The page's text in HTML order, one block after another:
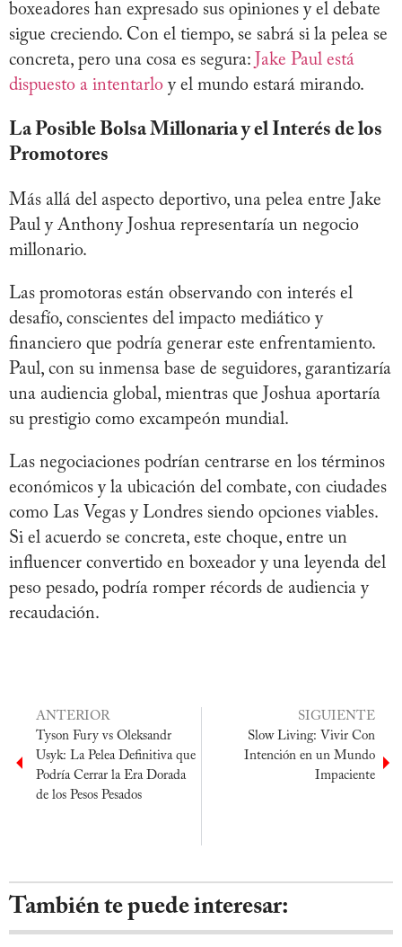
boxeadores han expresado sus opiniones y el debate
sigue creciendo. Con el tiempo, se sabrá si la pelea se
concreta, pero una cosa es segura: Jake Paul está
dispuesto a intentarlo y el mundo estará mirando.
La Posible Bolsa Millonaria y el Interés de los
Promotores
Más allá del aspecto deportivo, una pelea entre Jake
Paul y Anthony Joshua representaría un negocio
millonario.
Las promotoras están observando con interés el
desafío, conscientes del impacto mediático y
financiero que podría generar este enfrentamiento.
Paul, con su inmensa base de seguidores, garantizaría
una audiencia global, mientras que Joshua aportaría
su prestigio como excampeón mundial.
Las negociaciones podrían centrarse en los términos
económicos y la ubicación del combate, con ciudades
como Las Vegas y Londres siendo opciones viables.
Si el acuerdo se concreta, este choque, entre un
influencer convertido en boxeador y una leyenda del
peso pesado, podría romper récords de audiencia y
recaudación.
ANTERIOR
Tyson Fury vs Oleksandr
Usyk: La Pelea Definitiva que
Podría Cerrar la Era Dorada
de los Pesos Pesados
SIGUIENTE
Slow Living: Vivir Con
Intención en un Mundo
Impaciente
También te puede interesar: